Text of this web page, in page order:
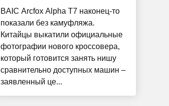
BAIC Arcfox Alpha T7 наконец-то
показали без камуфляжа.
Китайцы выкатили официальные
фотографии нового кроссовера,
который готовится занять нишу
сравнительно доступных машин –
заявленный це...